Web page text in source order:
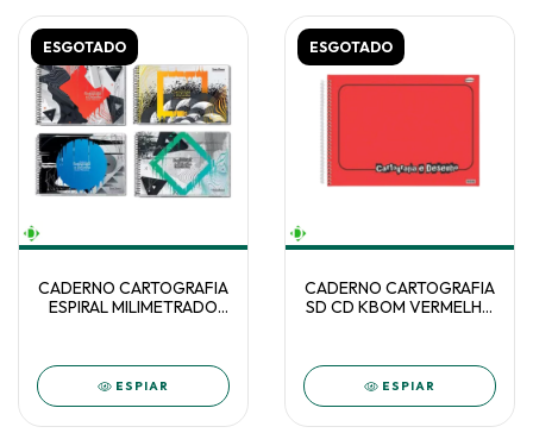
ESGOTADO
CADERNO CARTOGRAFIA
ESPIRAL MILIMETRADO
ESPIAR
ESGOTADO
CADERNO CARTOGRAFIA
SD CD KBOM VERMELHO
ESPIAR